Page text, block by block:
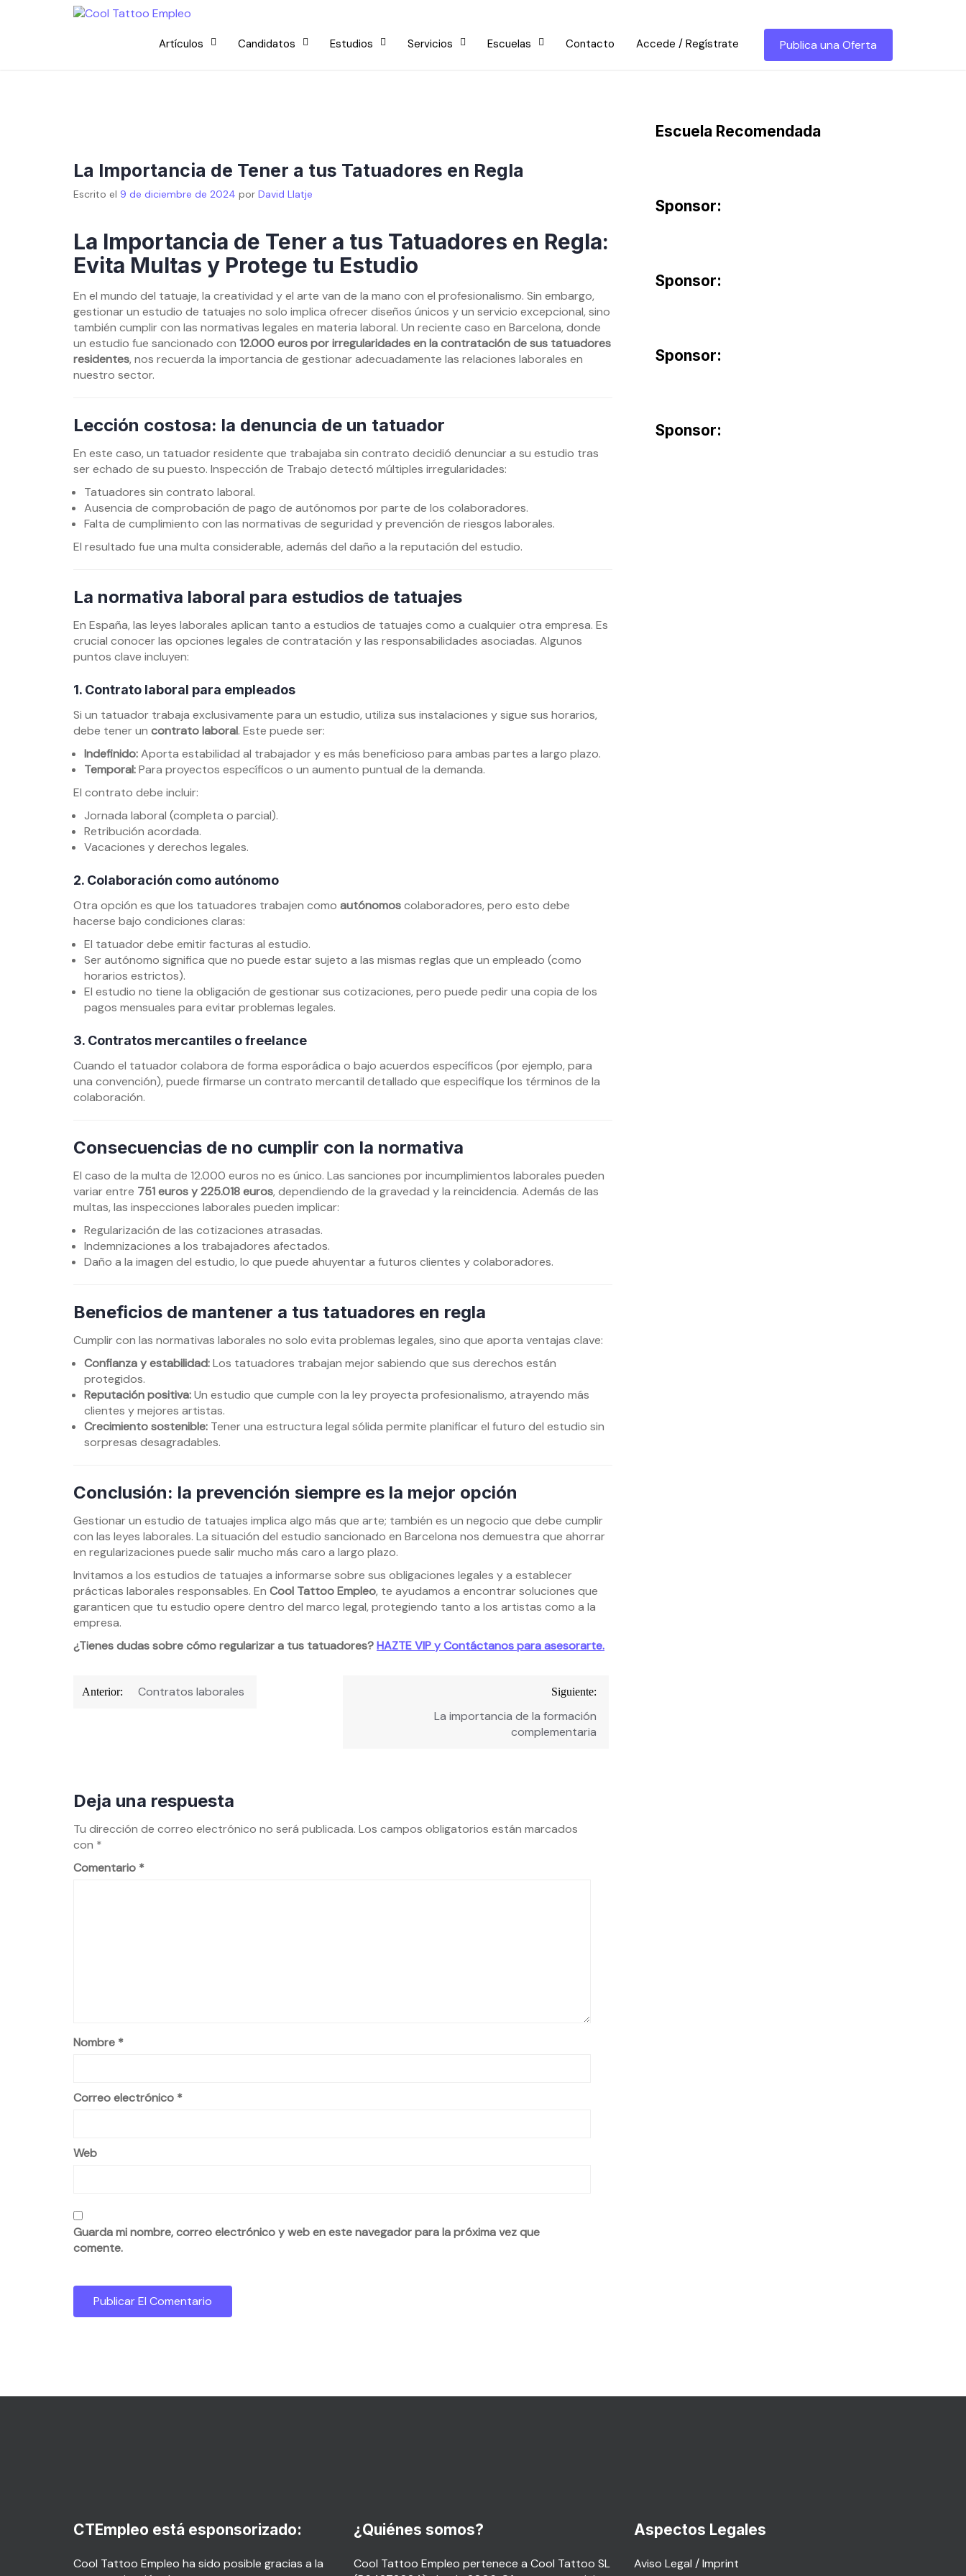
Artículos Candidatos Estudios Servicios Escuelas Contacto Accede / Regístrate Publica una Oferta
La Importancia de Tener a tus Tatuadores en Regla
Escrito el 9 de diciembre de 2024 por David Llatje
La Importancia de Tener a tus Tatuadores en Regla:
Evita Multas y Protege tu Estudio
En el mundo del tatuaje, la creatividad y el arte van de la mano con el profesionalismo. Sin embargo,
gestionar un estudio de tatuajes no solo implica ofrecer diseños únicos y un servicio excepcional, sino
también cumplir con las normativas legales en materia laboral. Un reciente caso en Barcelona, donde
un estudio fue sancionado con 12.000 euros por irregularidades en la contratación de sus tatuadores
residentes, nos recuerda la importancia de gestionar adecuadamente las relaciones laborales en
nuestro sector.
Lección costosa: la denuncia de un tatuador
En este caso, un tatuador residente que trabajaba sin contrato decidió denunciar a su estudio tras
ser echado de su puesto. Inspección de Trabajo detectó múltiples irregularidades:
Tatuadores sin contrato laboral.
Ausencia de comprobación de pago de autónomos por parte de los colaboradores.
Falta de cumplimiento con las normativas de seguridad y prevención de riesgos laborales.
El resultado fue una multa considerable, además del daño a la reputación del estudio.
La normativa laboral para estudios de tatuajes
En España, las leyes laborales aplican tanto a estudios de tatuajes como a cualquier otra empresa. Es
crucial conocer las opciones legales de contratación y las responsabilidades asociadas. Algunos
puntos clave incluyen:
1. Contrato laboral para empleados
Si un tatuador trabaja exclusivamente para un estudio, utiliza sus instalaciones y sigue sus horarios,
debe tener un contrato laboral. Este puede ser:
Indefinido:Aporta estabilidad al trabajador y es más beneficioso para ambas partes a largo plazo.
Temporal:Para proyectos específicos o un aumento puntual de la demanda.
El contrato debe incluir:
Jornada laboral (completa o parcial).
Retribución acordada.
Vacaciones y derechos legales.
2. Colaboración como autónomo
Otra opción es que los tatuadores trabajen como autónomoscolaboradores, pero esto debe
hacerse bajo condiciones claras:
El tatuador debe emitir facturas al estudio.
Ser autónomo significa que no puede estar sujeto a las mismas reglas que un empleado (como
horarios estrictos).
El estudio no tiene la obligación de gestionar sus cotizaciones, pero puede pedir una copia de los
pagos mensuales para evitar problemas legales.
3. Contratos mercantiles o freelance
Cuando el tatuador colabora de forma esporádica o bajo acuerdos específicos (por ejemplo, para
una convención), puede firmarse un contrato mercantil detallado que especifique los términos de la
colaboración.
Consecuencias de no cumplir con la normativa
El caso de la multa de 12.000 euros no es único. Las sanciones por incumplimientos laborales pueden
variar entre 751 euros y 225.018 euros, dependiendo de la gravedad y la reincidencia. Además de las
multas, las inspecciones laborales pueden implicar:
Regularización de las cotizaciones atrasadas.
Indemnizaciones a los trabajadores afectados.
Daño a la imagen del estudio, lo que puede ahuyentar a futuros clientes y colaboradores.
Beneficios de mantener a tus tatuadores en regla
Cumplir con las normativas laborales no solo evita problemas legales, sino que aporta ventajas clave:
Confianza y estabilidad:Los tatuadores trabajan mejor sabiendo que sus derechos están
protegidos.
Reputación positiva:Un estudio que cumple con la ley proyecta profesionalismo, atrayendo más
clientes y mejores artistas.
Crecimiento sostenible: Tener una estructura legal sólida permite planificar el futuro del estudio sin
sorpresas desagradables.
Conclusión: la prevención siempre es la mejor opción
Gestionar un estudio de tatuajes implica algo más que arte; también es un negocio que debe cumplir
con las leyes laborales. La situación del estudio sancionado en Barcelona nos demuestra que ahorrar
en regularizaciones puede salir mucho más caro a largo plazo.
Invitamos a los estudios de tatuajes a informarse sobre sus obligaciones legales y a establecer
prácticas laborales responsables. En Cool Tattoo Empleo, te ayudamos a encontrar soluciones que
garanticen que tu estudio opere dentro del marco legal, protegiendo tanto a los artistas como a la
empresa.
¿Tienes dudas sobre cómo regularizar a tus tatuadores?HAZTE VIP y Contáctanos para asesorarte.
Navegación
Anterior: Contratos laborales Siguiente:
La importancia de la formación
complementaria
Deja una respuesta
Tu dirección de correo electrónico no será publicada. Los campos obligatorios están marcados
con *
Comentario *
Nombre *
Correo electrónico *
Web
Guarda mi nombre, correo electrónico y web en este navegador para la próxima vez que
comente.
Escuela Recomendada
Sponsor:
Sponsor:
Sponsor:
Sponsor:
CTEmpleo está esponsorizado:
Cool Tattoo Empleo ha sido posible gracias a la
¿Quiénes somos?
Cool Tattoo Empleo pertenece a Cool Tattoo SL
Aspectos Legales
Aviso Legal / Imprint